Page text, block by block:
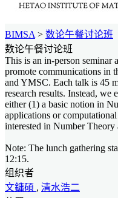
BIMSA > 数论午餐讨论班
数论午餐讨论班
This is an in-person
promote communications in
and YMSC. Each talk is 45
research results. Instead, we
either (1) a basic notion in
applications or
interested in Number Theory
Note: The lunch gathering
12:15.
组织者
文鏞碩 , 清水浩二